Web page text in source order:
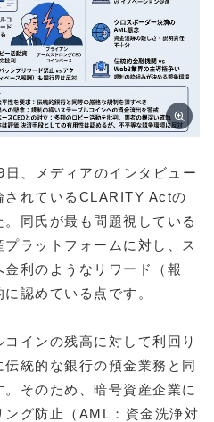
、メディアのインタビュー
されているCLARITY Actの
同氏が最も問題視している
ラットフォームに対し、ス
利のようなリワード（報
認めている点です。
インの残高に対して利回り
統的な銀行の預金業務と同
そのため、暗号資産企業に
グ防止（AML：資金洗浄対